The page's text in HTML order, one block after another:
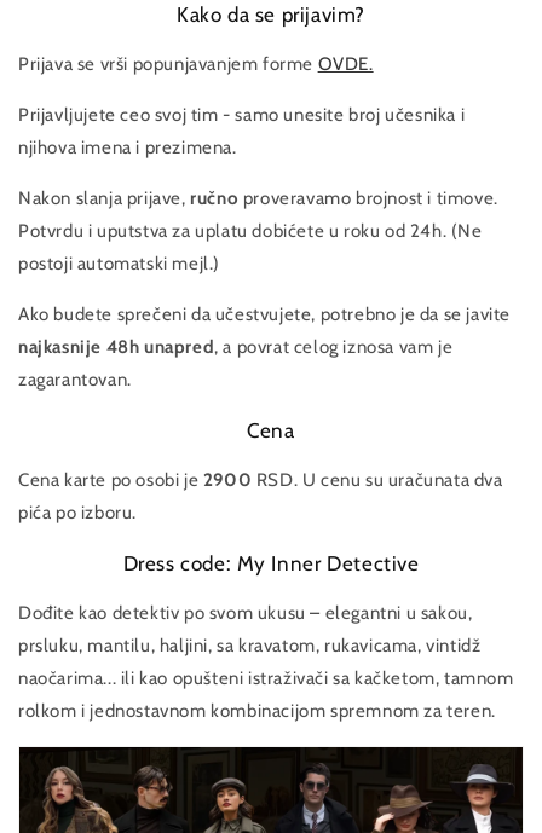
Kako da se prijavim?
Prijava se vrši popunjavanjem forme OVDE.
Prijavljujete ceo svoj tim - samo unesite broj učesnika i
njihova imena i prezimena.
Nakon slanja prijave, ručno proveravamo brojnost i timove.
Potvrdu i uputstva za uplatu dobićete u roku od 24h. (Ne
postoji automatski mejl.)
Ako budete sprečeni da učestvujete, potrebno je da se javite
najkasnije 48h unapred, a povrat celog iznosa vam je
zagarantovan.
Cena
Cena karte po osobi je 2900 RSD. U cenu su uračunata dva
pića po izboru.
Dress code: My Inner Detective
Dođite kao detektiv po svom ukusu – elegantni u sakou,
prsluku, mantilu, haljini, sa kravatom, rukavicama, vintidž
naočarima... ili kao opušteni istraživači sa kačketom, tamnom
rolkom i jednostavnom kombinacijom spremnom za teren.